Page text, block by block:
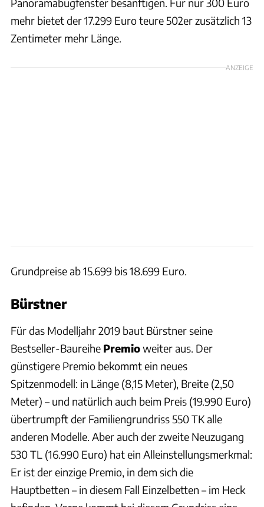
mehr bietet der 17.299 Euro teure 502er zusätzlich 13
Zentimeter mehr Länge.
ANZEIGE
Grundpreise ab 15.699 bis 18.699 Euro.
Bürstner
Für das Modelljahr 2019 baut Bürstner seine
Bestseller-Baureihe Premioweiter aus. Der
günstigere Premio bekommt ein neues
Spitzenmodell: in Länge (8,15 Meter), Breite (2,50
Meter) – und natürlich auch beim Preis (19.990 Euro)
übertrumpft der Familiengrundriss 550 TK alle
anderen Modelle. Aber auch der zweite Neuzugang
530 TL (16.990 Euro) hat ein Alleinstellungsmerkmal:
Er ist der einzige Premio, in dem sich die
Hauptbetten – in diesem Fall Einzelbetten – im Heck